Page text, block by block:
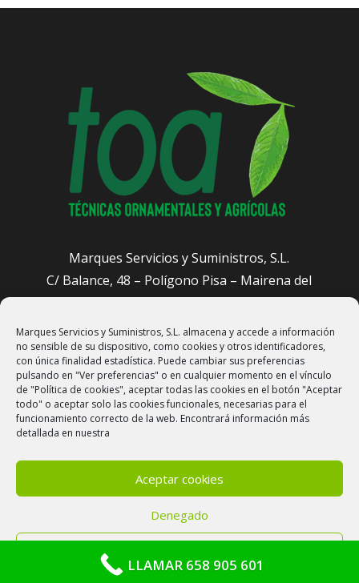
Marques Servicios y Suministros, S.L. almacena y accede a información
no sensible de su dispositivo, como cookies y otros identificadores,
con única finalidad estadística. Puede cambiar sus preferencias
pulsando en "Ver preferencias" o en cualquier momento en el vínculo
de "Política de cookies", aceptar todas las cookies en el botón "Aceptar
todo" o aceptar solo las cookies funcionales, necesarias para el
funcionamiento correcto de la web. Encontrará información más
detallada en nuestra
Aceptar cookies
Denegado
Marques Servicios y Suministros, S.L.
C/ Balance, 48 – Polígono Pisa – Mairena del
Aljarafe (Sevilla)
administracion@sevillajardineros.com
658 905 601
Política de cookies
LLAMAR 658 905 601